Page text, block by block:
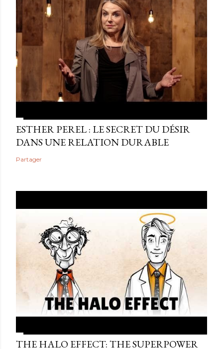
ESTHER PEREL : LE SECRET DU DÉSIR
DANS UNE RELATION DURABLE
Partager
THE HALO EFFECT: THE SUPERPOWER